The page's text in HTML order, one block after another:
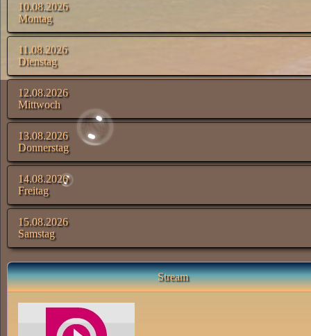
10.08.2026
Montag
11.08.2026
Dienstag
12.08.2026
Mittwoch
13.08.2026
Donnerstag
14.08.2026
Freitag
15.08.2026
Samstag
Stream